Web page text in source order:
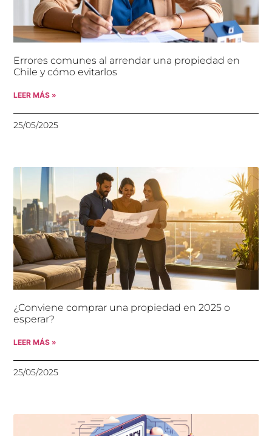
Errores comunes al arrendar una propiedad en
Chile y cómo evitarlos
LEER MÁS »
25/05/2025
¿Conviene comprar una propiedad en 2025 o
esperar?
LEER MÁS »
25/05/2025